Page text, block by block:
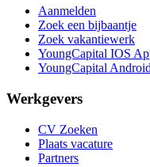
Aanmelden
Zoek een bijbaantje
Zoek vakantiewerk
YoungCapital IOS
YoungCapital
Werkgevers
CV Zoeken
Plaats vacature
Partners